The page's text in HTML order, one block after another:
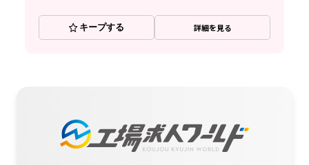
キープする 詳細を見る